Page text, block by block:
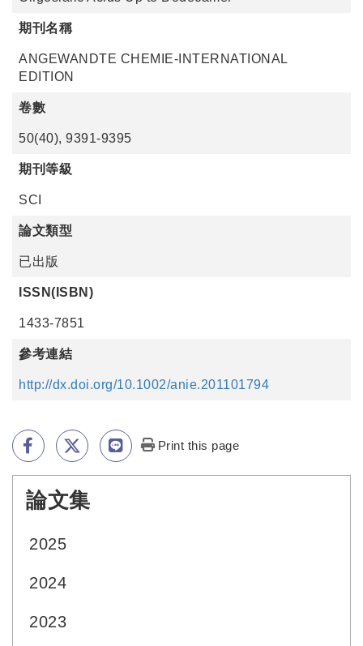
期刊名稱
ANGEWANDTE CHEMIE-INTERNATIONAL
EDITION
卷數
50(40), 9391-9395
期刊等級
SCI
論文類型
已出版
ISSN(ISBN)
1433-7851
參考連結
http://dx.doi.org/10.1002/anie.201101794
Print this page
論文集
2025
2024
2023